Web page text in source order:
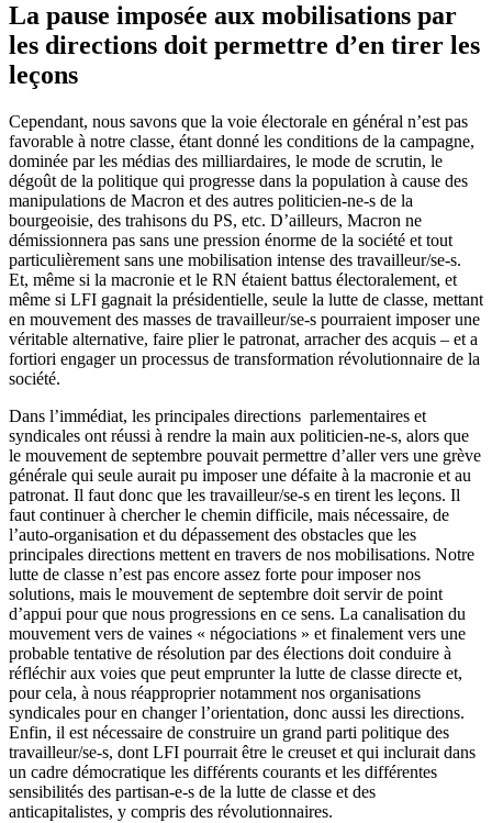
La pause imposée aux mobilisations par
les directions doit permettre d’en tirer les
leçons
Cependant, nous savons que la voie électorale en général n’est pas
favorable à notre classe, étant donné les conditions de la campagne,
dominée par les médias des milliardaires, le mode de scrutin, le
dégoût de la politique qui progresse dans la population à cause des
manipulations de Macron et des autres politicien-ne-s de la
bourgeoisie, des trahisons du PS, etc. D’ailleurs, Macron ne
démissionnera pas sans une pression énorme de la société et tout
particulièrement sans une mobilisation intense des travailleur/se-s.
Et, même si la macronie et le RN étaient battus électoralement, et
même si LFI gagnait la présidentielle, seule la lutte de classe, mettant
en mouvement des masses de travailleur/se-s pourraient imposer une
véritable alternative, faire plier le patronat, arracher des acquis – et a
fortiori engager un processus de transformation révolutionnaire de la
société.
Dans l’immédiat, les principales directions parlementaires et
syndicales ont réussi à rendre la main aux politicien-ne-s, alors que
le mouvement de septembre pouvait permettre d’aller vers une grève
générale qui seule aurait pu imposer une défaite à la macronie et au
patronat. Il faut donc que les travailleur/se-s en tirent les leçons. Il
faut continuer à chercher le chemin difficile, mais nécessaire, de
l’auto-organisation et du dépassement des obstacles que les
principales directions mettent en travers de nos mobilisations. Notre
lutte de classe n’est pas encore assez forte pour imposer nos
solutions, mais le mouvement de septembre doit servir de point
d’appui pour que nous progressions en ce sens. La canalisation du
mouvement vers de vaines « négociations » et finalement vers une
probable tentative de résolution par des élections doit conduire à
réfléchir aux voies que peut emprunter la lutte de classe directe et,
pour cela, à nous réapproprier notamment nos organisations
syndicales pour en changer l’orientation, donc aussi les directions.
Enfin, il est nécessaire de construire un grand parti politique des
travailleur/se-s, dont LFI pourrait être le creuset et qui inclurait dans
un cadre démocratique les différents courants et les différentes
sensibilités des partisan-e-s de la lutte de classe et des
anticapitalistes, y compris des révolutionnaires.